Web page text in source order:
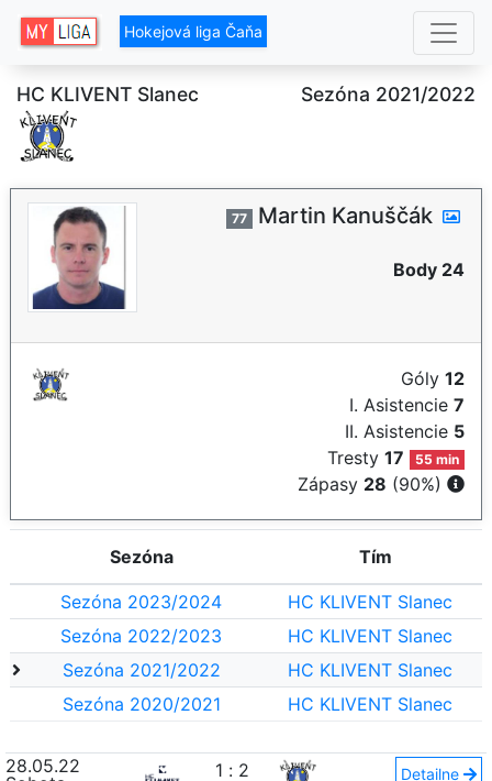
Hokejová liga Čaňa
HC KLIVENT Slanec Sezóna 2021/2022
77 Martin Kanuščák
Body 24
Góly 12
I. Asistencie 7
II. Asistencie 5
Tresty17 55 min
Zápasy 28 (90%)
Sezóna Tím
Sezóna 2023/2024
HC KLIVENT Slanec
Sezóna 2022/2023
HC KLIVENT Slanec
Sezóna 2021/2022
HC KLIVENT Slanec
Sezóna 2020/2021
HC KLIVENT Slanec
28.05.22
1 : 2 Detailne